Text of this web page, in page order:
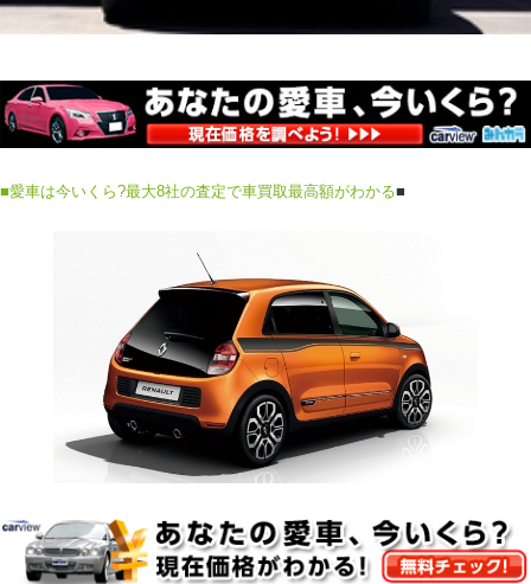
■愛車は今いくら?最大8社の査定で車買取最高額がわかる■